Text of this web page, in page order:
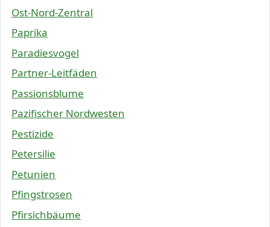
Ost-Nord-Zentral
Paprika
Paradiesvogel
Partner-Leitfäden
Passionsblume
Pazifischer Nordwesten
Pestizide
Petersilie
Petunien
Pfingstrosen
Pfirsichbäume